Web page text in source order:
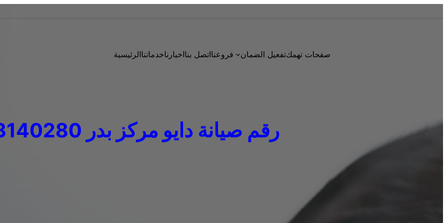
الرئيسيةخدماتنااخبارنااتصل بنافروعنا تفعيل الضمانصفحات تهمك
رقم صيانة دايو مركز بدر 01023140280